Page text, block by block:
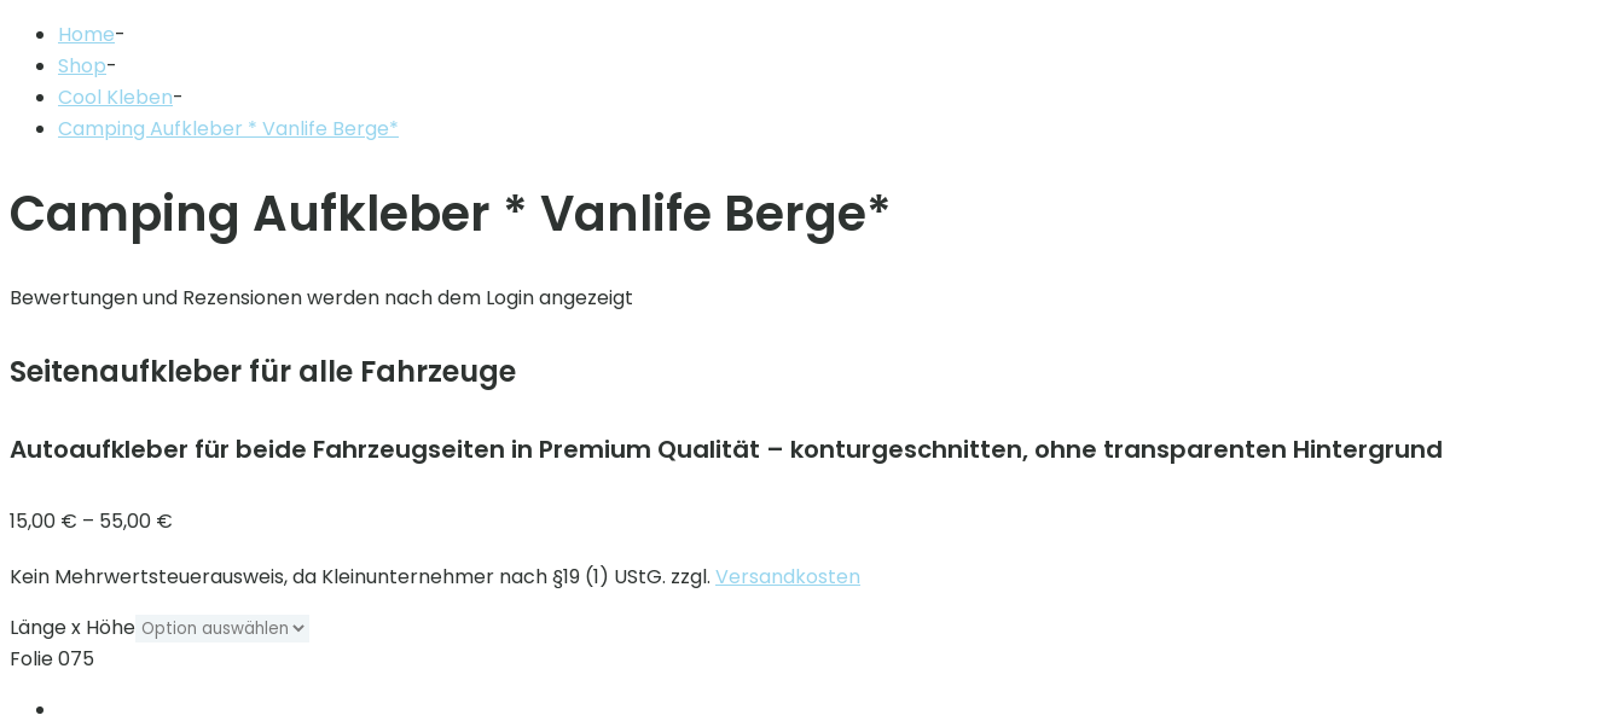
Home-
Shop-
Cool Kleben-
Camping Aufkleber * Vanlife Berge*
Camping Aufkleber * Vanlife Berge*
Bewertungen und Rezensionen werden nach dem Login angezeigt
Seitenaufkleber für alle Fahrzeuge
Autoaufkleber für beide Fahrzeugseiten in Premium Qualität – konturgeschnitten, ohne transparenten Hintergrund
15,00 € – 55,00 €
Kein Mehrwertsteuerausweis, da Kleinunternehmer nach §19 (1) UStG. zzgl. Versandkosten
Länge x Höhe
Folie 075